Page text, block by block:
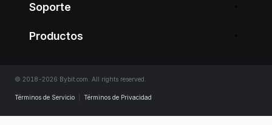
Soporte
Productos
© 2018-2026 Bybit.com. All rights reserved.
Términos de Servicio Términos de Privacidad